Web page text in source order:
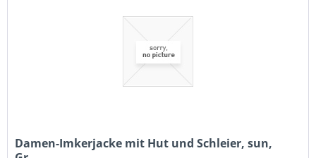
Damen-Imkerjacke mit Hut und Schleier, sun,